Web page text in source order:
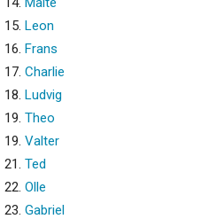
15. Leon
16. Frans
17. Charlie
18. Ludvig
19. Theo
19. Valter
21. Ted
22. Olle
23. Gabriel